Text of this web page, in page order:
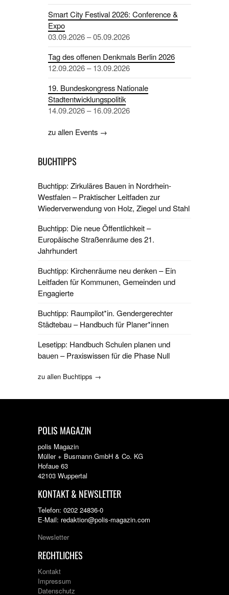
Smart City Festival 2026: Conference &
Expo
03.09.2026 – 05.09.2026
Tag des offenen Denkmals Berlin 2026
12.09.2026 – 13.09.2026
19. Bundeskongress Nationale
Stadtentwicklungspolitik
14.09.2026 – 16.09.2026
zu allen Events →
BUCHTIPPS
Buchtipp: Zirkuläres Bauen in Nordrhein-
Westfalen – Praktischer Leitfaden zur
Wiederverwendung von Holz, Ziegel und Stahl
Buchtipp: Die neue Öffentlichkeit –
Europäische Straßenräume des 21.
Jahrhundert
Buchtipp: Kirchenräume neu denken – Ein
Leitfaden für Kommunen, Gemeinden und
Engagierte
Buchtipp: Raumpilot*in. Gendergerechter
Städtebau – Handbuch für Planer*innen
Lesetipp: Handbuch Schulen planen und
bauen – Praxiswissen für die Phase Null
zu allen Buchtipps →
POLIS MAGAZIN
polis Magazin
Müller + Busmann GmbH & Co. KG
Hofaue 63
42103 Wuppertal
KONTAKT & NEWSLETTER
Telefon: 0202 24836-0
E-Mail: redaktion@polis-magazin.com
Newsletter
RECHTLICHES
Kontakt
Impressum
Datenschutz